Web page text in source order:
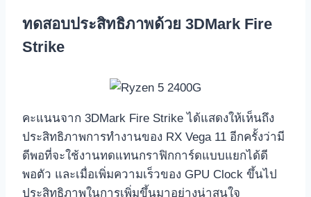
ทดสอบประสิทธิภาพด้วย 3DMark Fire
Strike
คะแนนจาก 3DMark Fire Strike ได้แสดงให้เห็นถึง
ประสิทธิภาพการทำงานของ RX Vega 11 อีกครั้งว่ามี
ดีพอที่จะใช้งานทดแทนกราฟิกการ์ดแบบแยกได้ดี
พอตัว และเมื่อเพิ่มความเร็วของ GPU Clock ขึ้นไป
ประสิทธิภาพในการเพิ่มขึ้นมาอย่างน่าสนใจ